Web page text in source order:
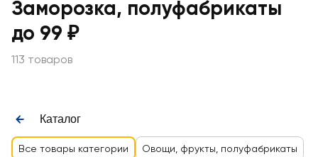
Заморозка, полуфабрикаты
до 99 ₽
113 товаров
Каталог
Все товары категории Овощи, фрукты, полуфабрикаты